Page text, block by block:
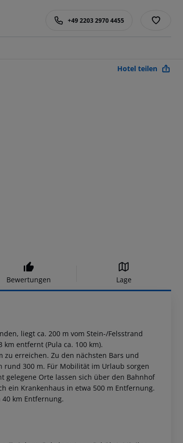
+49 2203 2970 4455
Hotel teilen
Bewertungen Lage
liegt ca. 200 m vom Stein-/Felsstrand
entfernt (Pula ca. 100 km).
zu erreichen. Zu den nächsten Bars und
rund 300 m. Für Mobilität im Urlaub sorgen
gelegene Orte lassen sich über den Bahnhof
ein Krankenhaus in etwa 500 m Entfernung.
40 km Entfernung.